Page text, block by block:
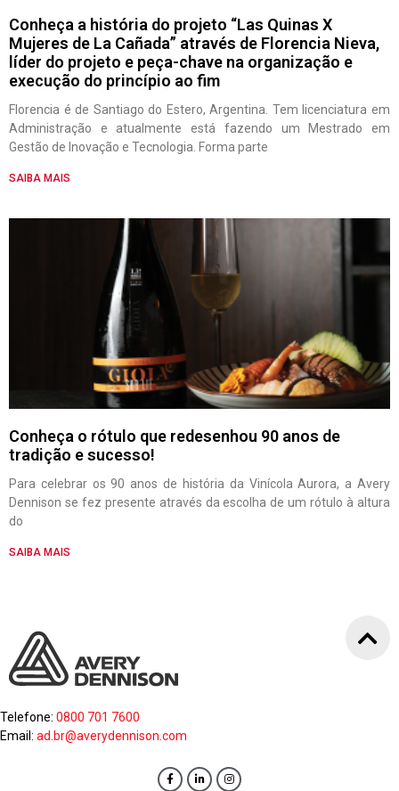
Conheça a história do projeto “Las Quinas X
Mujeres de La Cañada” através de Florencia Nieva,
líder do projeto e peça-chave na organização e
execução do princípio ao fim
Florencia é de Santiago do Estero, Argentina. Tem licenciatura em
Administração e atualmente está fazendo um Mestrado em
Gestão de Inovação e Tecnologia. Forma parte
SAIBA MAIS
Conheça o rótulo que redesenhou 90 anos de
tradição e sucesso!
Para celebrar os 90 anos de história da Vinícola Aurora, a Avery
Dennison se fez presente através da escolha de um rótulo à altura
do
SAIBA MAIS
Telefone: 0800 701 7600
Email: ad.br@averydennison.com